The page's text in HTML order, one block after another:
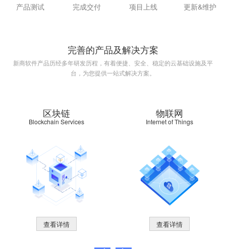
产品测试 完成交付 项目上线 更新&维护
完善的产品及解决方案
新商软件产品历经多年研发历程，有着便捷、安全、稳定的云基础设施及平
台，为您提供一站式解决方案。
区块链
Blockchain Services
查看详情
物联网
Internet of Things
查看详情